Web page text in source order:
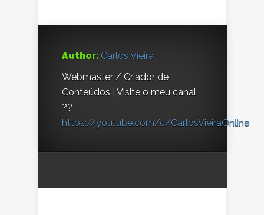
Author: Carlos Vieira
Webmaster / Criador de
Conteúdos | Visite o meu canal
??
https://youtube.com/c/CarlosVieiraOnline